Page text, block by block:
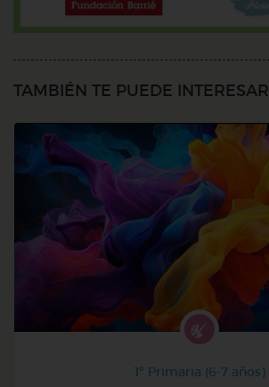
TAMBIÉN TE PUEDE INTERESAR
1º Primaria (6-7 años)